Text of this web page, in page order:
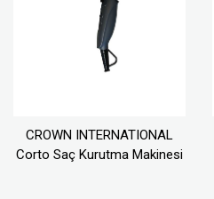
CROWN INTERNATIONAL
Corto Saç Kurutma Makinesi